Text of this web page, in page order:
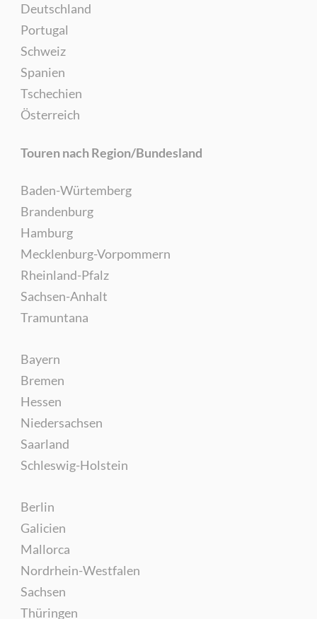
Deutschland
Portugal
Schweiz
Spanien
Tschechien
Österreich
Touren nach Region/Bundesland
Baden-Würtemberg
Brandenburg
Hamburg
Mecklenburg-Vorpommern
Rheinland-Pfalz
Sachsen-Anhalt
Tramuntana
Bayern
Bremen
Hessen
Niedersachsen
Saarland
Schleswig-Holstein
Berlin
Galicien
Mallorca
Nordrhein-Westfalen
Sachsen
Thüringen